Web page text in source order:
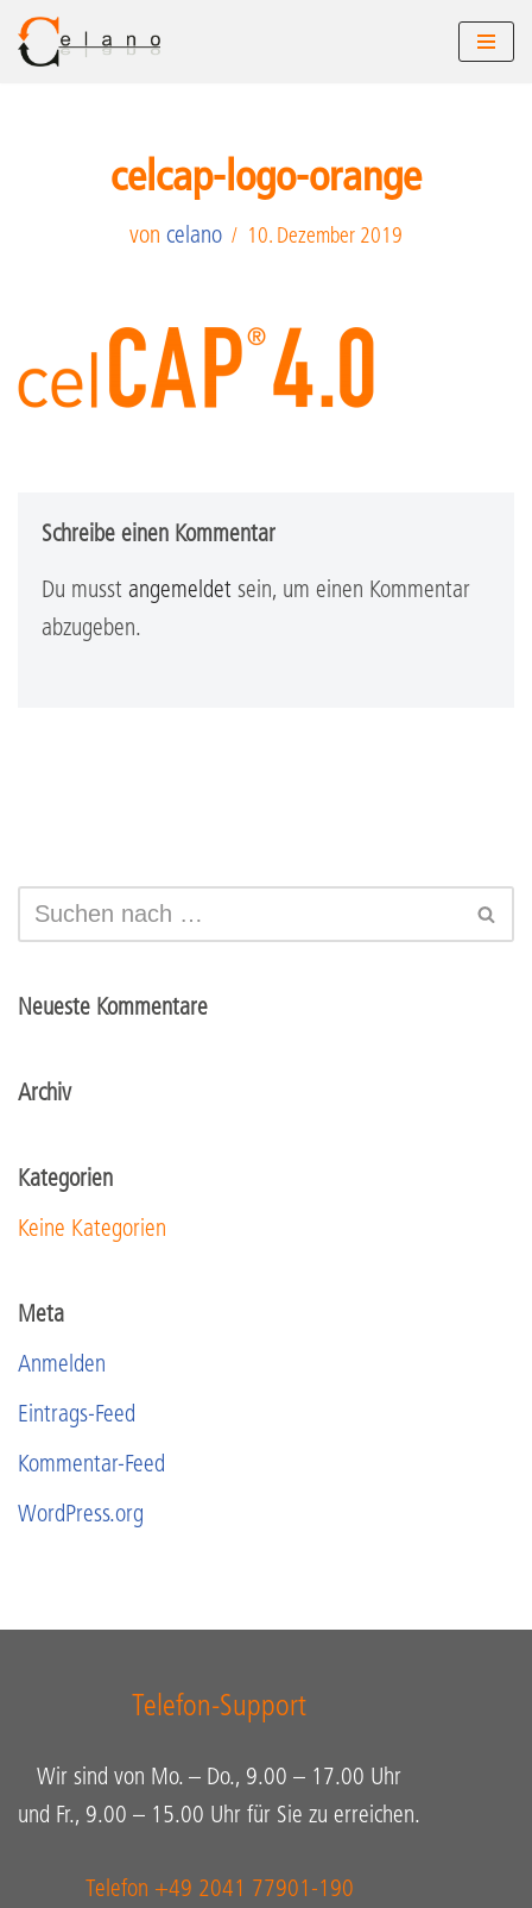
Zum
celcap-logo-orange
von celano 10. Dezember 2019
Schreibe einen Kommentar
Du musst angemeldet sein, um einen Kommentar
abzugeben.
Neueste Kommentare
Archiv
Kategorien
Keine Kategorien
Meta
Anmelden
Eintrags-Feed
Kommentar-Feed
WordPress.org
Telefon-Support
Wir sind von Mo. – Do., 9.00 – 17.00 Uhr
und Fr., 9.00 – 15.00 Uhr für Sie zu erreichen.
Telefon +49 2041 77901-190